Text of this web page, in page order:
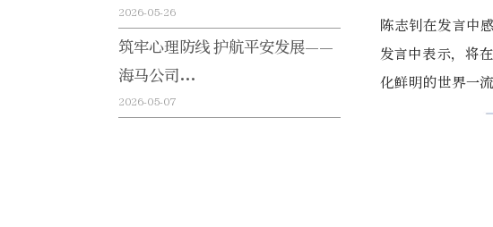
陈志钊在发言中
发言中表示，将
化鲜明的世界一
2026-05-26
筑牢心理防线 护航平安发展——
海马公司...
2026-05-07